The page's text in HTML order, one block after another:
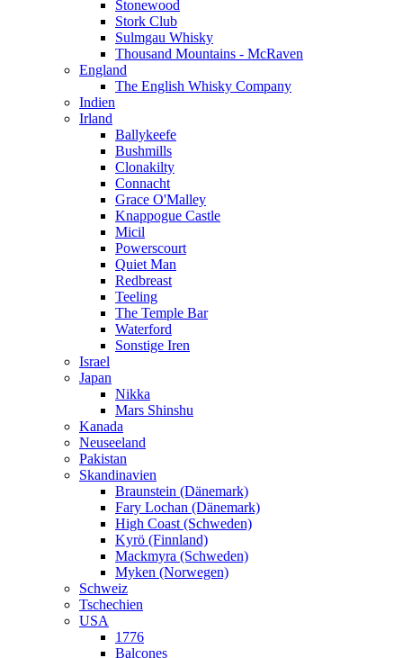
Stonewood
Stork Club
Sulmgau Whisky
Thousand Mountains - McRaven
England
The English Whisky Company
Indien
Irland
Ballykeefe
Bushmills
Clonakilty
Connacht
Grace O'Malley
Knappogue Castle
Micil
Powerscourt
Quiet Man
Redbreast
Teeling
The Temple Bar
Waterford
Sonstige Iren
Israel
Japan
Nikka
Mars Shinshu
Kanada
Neuseeland
Pakistan
Skandinavien
Braunstein (Dänemark)
Fary Lochan (Dänemark)
High Coast (Schweden)
Kyrö (Finnland)
Mackmyra (Schweden)
Myken (Norwegen)
Schweiz
Tschechien
USA
1776
Balcones